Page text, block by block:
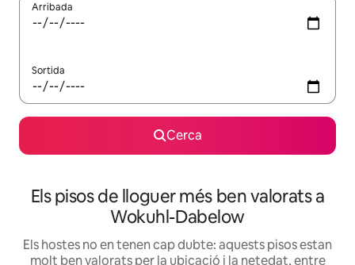
Arribada
Sortida
Cerca
Els pisos de lloguer més ben valorats a
Wokuhl-Dabelow
Els hostes no en tenen cap dubte: aquests pisos estan
molt ben valorats per la ubicació i la netedat, entre